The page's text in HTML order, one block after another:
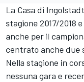
La Casa di
stagione 2017/2018
anche per il
centrato anche due
Nella stagione in
nessuna gara e